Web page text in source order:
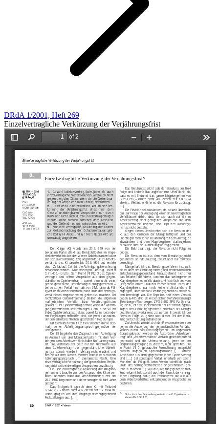
DRdA 1/2001, Heft 269
Einzelvertragliche Verkürzung der Verjährungsfrist